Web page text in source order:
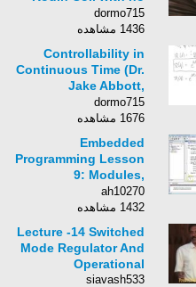
pulsing. (TEST 28)
dormo715
1436 مشاهده
Controllability in
Continuous Time (Dr.
Jake Abbott,
University of Utah)
dormo715
1676 مشاهده
Embedded
Programming Lesson
9: Modules,
Recursion, AAPCS
ah10270
1432 مشاهده
Lecture -14 Switched
Mode Regulator And
Operational
siavash533